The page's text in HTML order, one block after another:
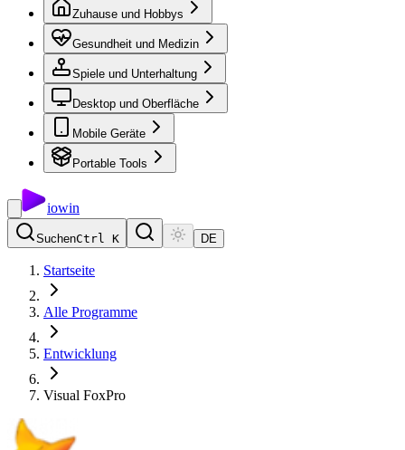
Zuhause und Hobbys
Gesundheit und Medizin
Spiele und Unterhaltung
Desktop und Oberfläche
Mobile Geräte
Portable Tools
iowin
SuchenCtrl K DE
Startseite
Alle Programme
Entwicklung
Visual FoxPro